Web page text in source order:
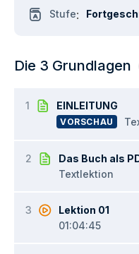
Stufe:
Die 3 Grundlagen
1 EINLEITUNG
VORSCHAU
2
Das Buch als
Textlektion
3
Lektion 01
01:04:45